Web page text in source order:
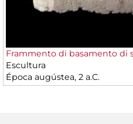
Frammento di basamento di
Escultura
Época augústea, 2 a.C.